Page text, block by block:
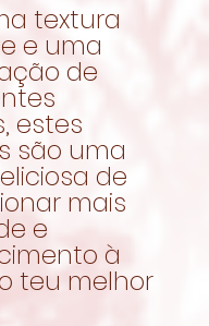
textura
e uma
de
estes
são uma
de
mais
e
à
teu melhor